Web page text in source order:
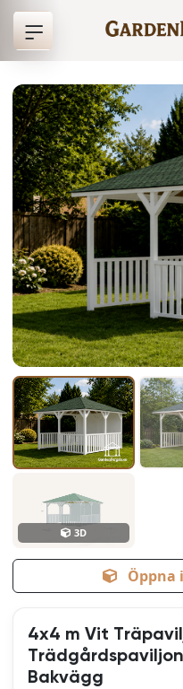
3D
Öppna
4x4 m Vit
Bakvägg